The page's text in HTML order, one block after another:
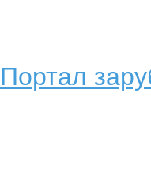
Портал